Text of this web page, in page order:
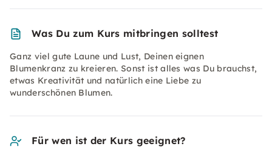
Was Du zum Kurs mitbringen solltest
Ganz viel gute Laune und Lust, Deinen eignen
Blumenkranz zu kreieren. Sonst ist alles was Du brauchst,
etwas Kreativität und natürlich eine Liebe zu
wunderschönen Blumen.
Für wen ist der Kurs geeignet?